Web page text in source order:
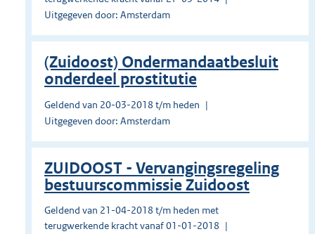
Uitgegeven door: Amsterdam
(Zuidoost) Ondermandaatbesluit
onderdeel prostitutie
Geldend van 20-03-2018 t/m heden
Uitgegeven door: Amsterdam
ZUIDOOST - Vervangingsregeling
bestuurscommissie Zuidoost
Geldend van 21-04-2018 t/m heden met
terugwerkende kracht vanaf 01-01-2018